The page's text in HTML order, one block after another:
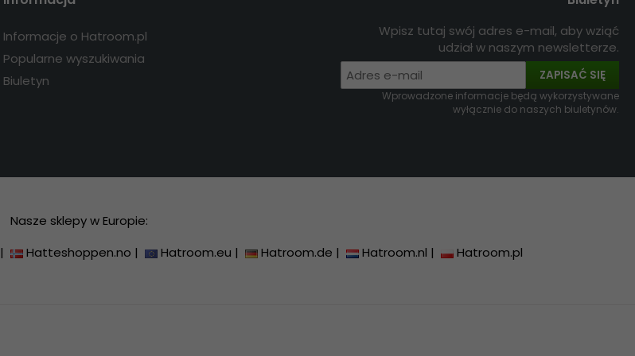
Informacje o Hatroom.pl
Popularne wyszukiwania
Biuletyn
Wpisz tutaj swój adres e-mail, aby wziąć
udział w naszym newsletterze.
ZAPISAĆ SIĘ
Wprowadzone informacje będą wykorzystywane
wyłącznie do naszych biuletynów.
Nasze sklepy w Europie:
| Hatteshoppen.no | Hatroom.eu | Hatroom.de | Hatroom.nl | Hatroom.pl